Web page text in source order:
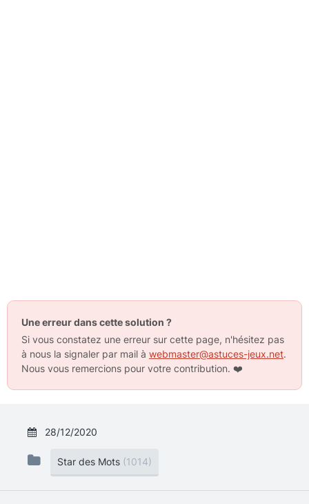
Une erreur dans cette solution ?
Si vous constatez une erreur sur cette page, n'hésitez pas
à nous la signaler par mail à webmaster@astuces-jeux.net.
Nous vous remercions pour votre contribution. ❤️
28/12/2020
Star des Mots (1014)